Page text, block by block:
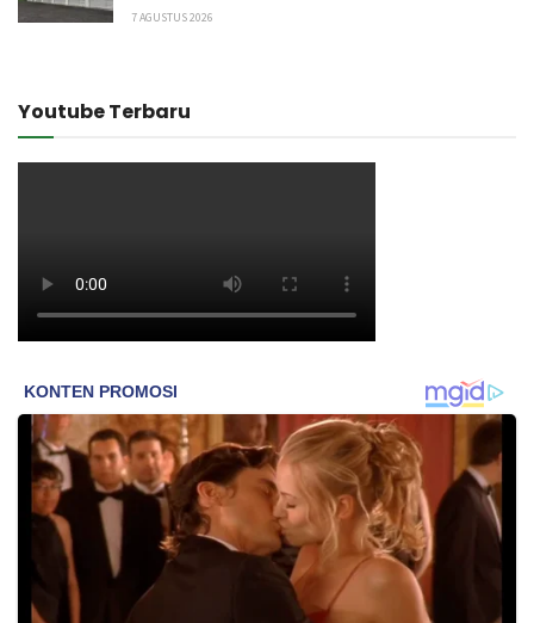
7 AGUSTUS 2026
Youtube Terbaru